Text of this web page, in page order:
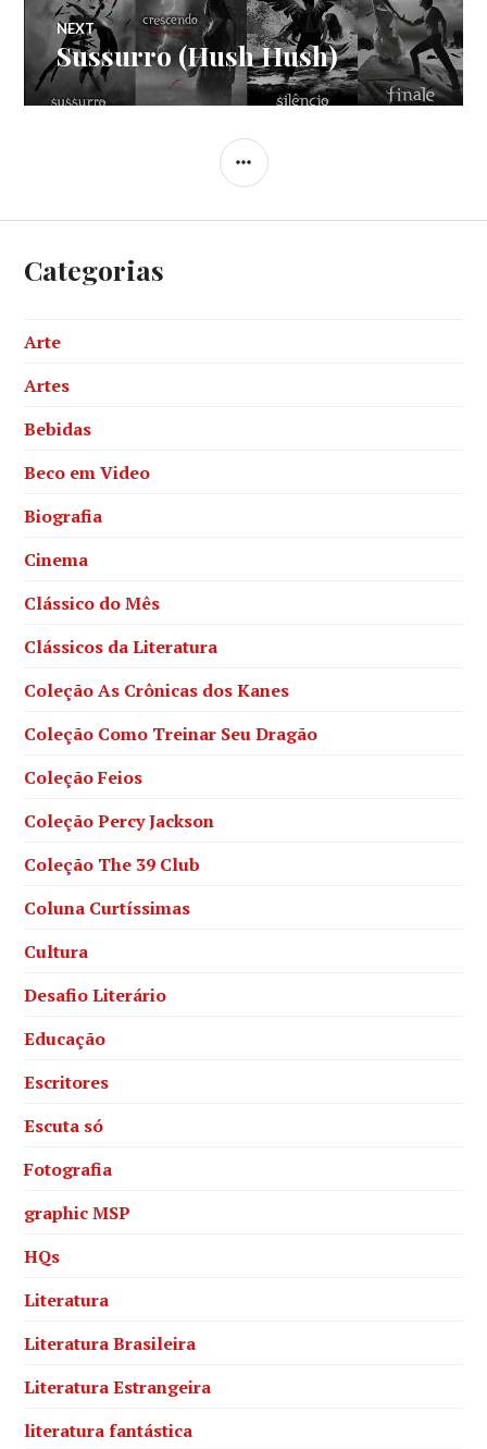
Post
NEXT
Next
post:
Sussurro (Hush Hush)
SIDEBAR
Categorias
Arte
Artes
Bebidas
Beco em Video
Biografia
Cinema
Clássico do Mês
Clássicos da Literatura
Coleção As Crônicas dos Kanes
Coleção Como Treinar Seu Dragão
Coleção Feios
Coleção Percy Jackson
Coleção The 39 Club
Coluna Curtíssimas
Cultura
Desafio Literário
Educação
Escritores
Escuta só
Fotografia
graphic MSP
HQs
Literatura
Literatura Brasileira
Literatura Estrangeira
literatura fantástica